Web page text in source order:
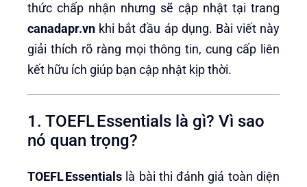
thức chấp nhận nhưng sẽ cập nhật tại trang
canadapr.vn khi bắt đầu áp dụng. Bài viết này
giải thích rõ ràng mọi thông tin, cung cấp liên
kết hữu ích giúp bạn cập nhật kịp thời.
1. TOEFL Essentials là gì? Vì sao
nó quan trọng?
TOEFL Essentials là bài thi đánh giá toàn diện